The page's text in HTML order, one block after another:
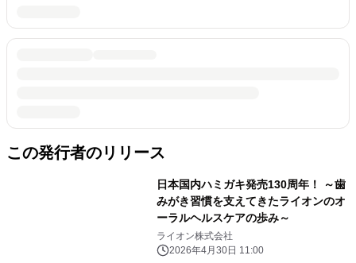
この発行者のリリース
日本国内ハミガキ発売130周年！ ～歯
みがき習慣を支えてきたライオンのオ
ーラルヘルスケアの歩み～
ライオン株式会社
2026年4月30日 11:00